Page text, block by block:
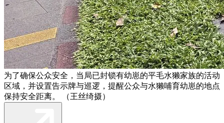
为了确保公众安全，当局已封锁有幼崽的平毛水獭家族的活动
区域，并设置告示牌与巡逻，提醒公众与水獭哺育幼崽的地点
保持安全距离。 （王丝绮摄）